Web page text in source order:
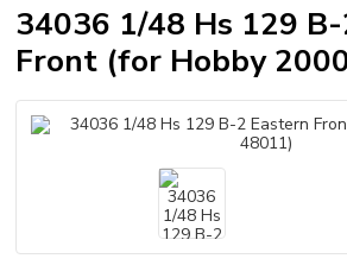
34036 1/48 Hs 129
Front (for Hobby